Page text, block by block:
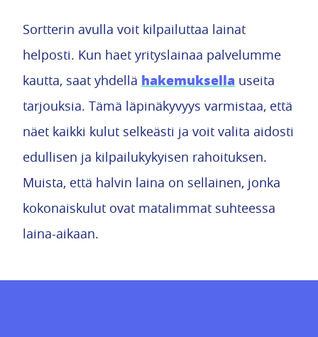
Sortterin avulla voit kilpailuttaa lainat
helposti. Kun haet yrityslainaa palvelumme
kautta, saat yhdellä hakemuksella useita
tarjouksia. Tämä läpinäkyvyys varmistaa, että
näet kaikki kulut selkeästi ja voit valita aidosti
edullisen ja kilpailukykyisen rahoituksen.
Muista, että halvin laina on sellainen, jonka
kokonaiskulut ovat matalimmat suhteessa
laina-aikaan.